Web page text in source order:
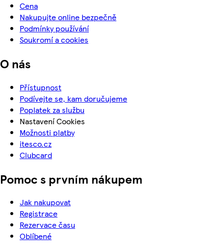
Cena
Nakupujte online bezpečně
Podmínky používání
Soukromí a cookies
O nás
Přístupnost
Podívejte se, kam doručujeme
Poplatek za službu
Nastavení Cookies
Možnosti platby
itesco.cz
Clubcard
Pomoc s prvním nákupem
Jak nakupovat
Registrace
Rezervace času
Oblíbené